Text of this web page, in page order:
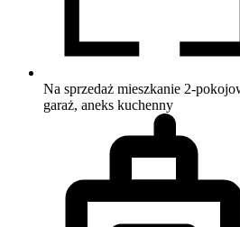
Na sprzedaż mieszkanie 2-
garaż, aneks kuchenny